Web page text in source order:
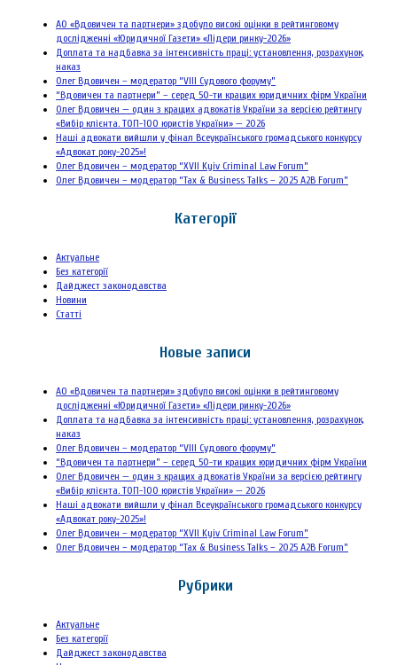
АО «Вдовичен та партнери» здобуло високі оцінки в рейтинговому
дослідженні «Юридичної Газети» «Лідери ринку-2026»
Доплата та надбавка за інтенсивність праці: установлення, розрахунок,
наказ
Олег Вдовичен – модератор “VIII Судового форуму”
“Вдовичен та партнери” – серед 50-ти кращих юридичних фірм України
Олег Вдовичен — один з кращих адвокатів України за версією рейтингу
«Вибір клієнта. ТОП-100 юристів України» — 2026
Наші адвокати вийшли у фінал Всеукраїнського громадського конкурсу
«Адвокат року-2025»!
Олег Вдовичен – модератор “XVII Kyiv Criminal Law Forum”
Олег Вдовичен – модератор “Tax & Business Talks – 2025 A2B Forum”
Категорії
Актуальне
Без категорії
Дайджест законодавства
Новини
Статті
Новые записи
АО «Вдовичен та партнери» здобуло високі оцінки в рейтинговому
дослідженні «Юридичної Газети» «Лідери ринку-2026»
Доплата та надбавка за інтенсивність праці: установлення, розрахунок,
наказ
Олег Вдовичен – модератор “VIII Судового форуму”
“Вдовичен та партнери” – серед 50-ти кращих юридичних фірм України
Олег Вдовичен — один з кращих адвокатів України за версією рейтингу
«Вибір клієнта. ТОП-100 юристів України» — 2026
Наші адвокати вийшли у фінал Всеукраїнського громадського конкурсу
«Адвокат року-2025»!
Олег Вдовичен – модератор “XVII Kyiv Criminal Law Forum”
Олег Вдовичен – модератор “Tax & Business Talks – 2025 A2B Forum”
Рубрики
Актуальне
Без категорії
Дайджест законодавства